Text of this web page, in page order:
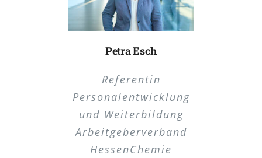
Petra Esch
Referentin
Personalentwicklung
und Weiterbildung
Arbeitgeberverband
HessenChemie